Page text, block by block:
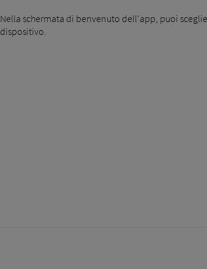
Nella schermata di benvenuto dell'app, puoi
dispositivo.